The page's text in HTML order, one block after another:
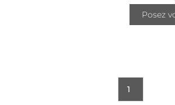
Posez
1